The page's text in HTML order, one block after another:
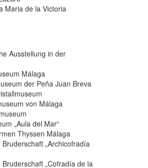
Maria de la Victoria
Ausstellung in der
Málaga
der Peña Juan Breva
von Málaga
„Aula del Mar“
Thyssen Málaga
„Archicofradía
„Cofradía de la